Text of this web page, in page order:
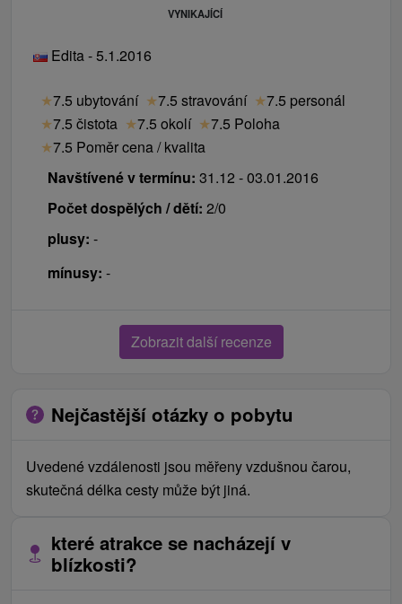
VYNIKAJÍCÍ
Edita - 5.1.2016
★7.5 ubytování ★7.5 stravování ★7.5 personál
★7.5 čistota ★7.5 okolí ★7.5 Poloha
★7.5 Poměr cena / kvalita
Navštívené v termínu: 31.12 - 03.01.2016
Počet dospělých / dětí: 2/0
plusy: -
mínusy: -
Zobrazit další recenze
Nejčastější otázky o pobytu
Uvedené vzdálenosti jsou měřeny vzdušnou čarou,
skutečná délka cesty může být jiná.
které atrakce se nacházejí v
blízkosti?